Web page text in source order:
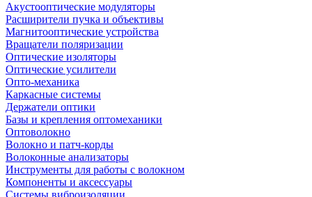
Акустооптические модуляторы
Расширители пучка и объективы
Магнитооптические устройства
Вращатели поляризации
Оптические изоляторы
Оптические усилители
Опто-механика
Каркасные системы
Держатели оптики
Базы и крепления оптомеханики
Оптоволокно
Волокно и патч-корды
Волоконные анализаторы
Инструменты для работы с волокном
Компоненты и аксессуары
Системы виброизоляции